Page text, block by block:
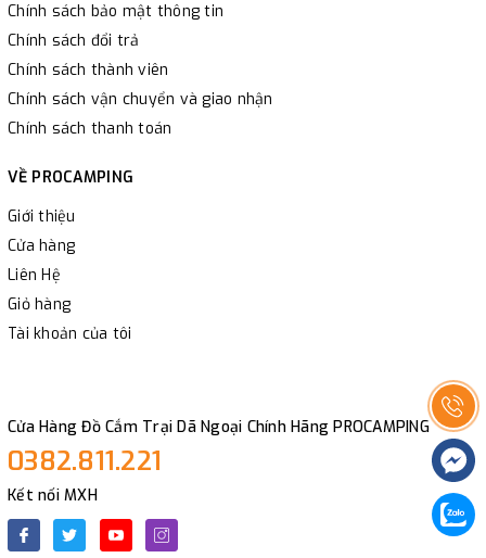
Chính sách bảo mật thông tin
Chính sách đổi trả
Chính sách thành viên
Chính sách vận chuyển và giao nhận
Chính sách thanh toán
VỀ PROCAMPING
Giới thiệu
Cửa hàng
Liên Hệ
Giỏ hàng
Tài khoản của tôi
Cửa Hàng Đồ Cắm Trại Dã Ngoại Chính Hãng PROCAMPING
0382.811.221
Kết nối MXH